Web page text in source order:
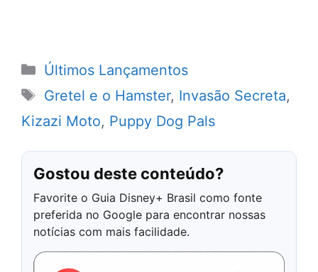
Categorias
Últimos Lançamentos
Tags
Gretel e o Hamster, Invasão Secreta,
Kizazi Moto, Puppy Dog Pals
Gostou deste conteúdo?
Favorite o Guia Disney+ Brasil como fonte
preferida no Google para encontrar nossas
notícias com mais facilidade.